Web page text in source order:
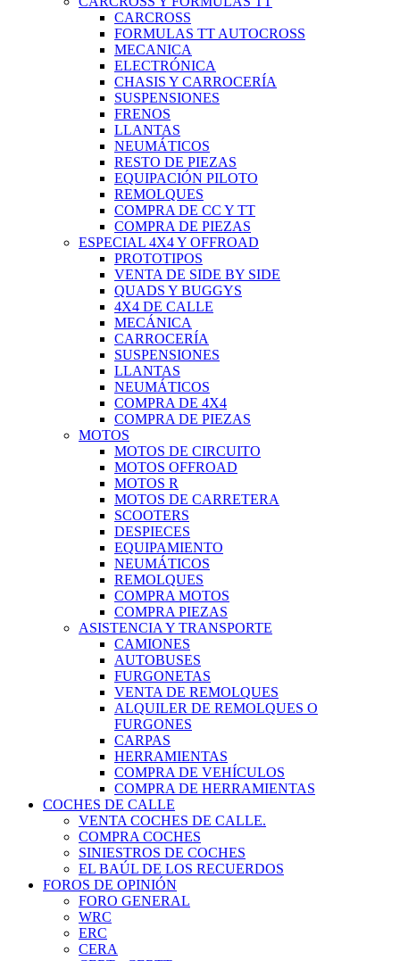
CARCROSS
FORMULAS TT AUTOCROSS
MECANICA
ELECTRÓNICA
CHASIS Y CARROCERÍA
SUSPENSIONES
FRENOS
LLANTAS
NEUMÁTICOS
RESTO DE PIEZAS
EQUIPACIÓN PILOTO
REMOLQUES
COMPRA DE CC Y TT
COMPRA DE PIEZAS
ESPECIAL 4X4 Y OFFROAD
PROTOTIPOS
VENTA DE SIDE BY SIDE
QUADS Y BUGGYS
4X4 DE CALLE
MECÁNICA
CARROCERÍA
SUSPENSIONES
LLANTAS
NEUMÁTICOS
COMPRA DE 4X4
COMPRA DE PIEZAS
MOTOS
MOTOS DE CIRCUITO
MOTOS OFFROAD
MOTOS R
MOTOS DE CARRETERA
SCOOTERS
DESPIECES
EQUIPAMIENTO
NEUMÁTICOS
REMOLQUES
COMPRA MOTOS
COMPRA PIEZAS
ASISTENCIA Y TRANSPORTE
CAMIONES
AUTOBUSES
FURGONETAS
VENTA DE REMOLQUES
ALQUILER DE REMOLQUES O
FURGONES
CARPAS
HERRAMIENTAS
COMPRA DE VEHÍCULOS
COMPRA DE HERRAMIENTAS
COCHES DE CALLE
VENTA COCHES DE CALLE.
COMPRA COCHES
SINIESTROS DE COCHES
EL BAÚL DE LOS RECUERDOS
FOROS DE OPINIÓN
FORO GENERAL
WRC
ERC
CERA